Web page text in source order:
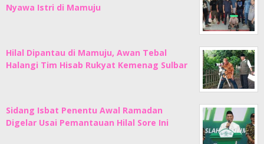
Nyawa Istri di Mamuju
Hilal Dipantau di Mamuju, Awan Tebal
Halangi Tim Hisab Rukyat Kemenag Sulbar
Sidang Isbat Penentu Awal Ramadan
Digelar Usai Pemantauan Hilal Sore Ini